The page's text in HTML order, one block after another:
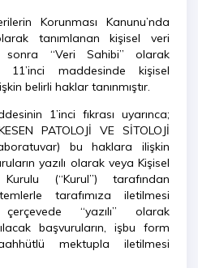
Korunması Kanunu’nda
tanımlanan kişisel veri
sonra “Veri Sahibi” olarak
11’inci maddesinde kişisel
belirli haklar tanınmıştır.
1’inci fıkrası uyarınca;
PATOLOJİ VE SİTOLOJİ
bu haklara ilişkin
yazılı olarak veya Kişisel
(“Kurul”) tarafından
tarafımıza iletilmesi
“yazılı” olarak
başvuruların, işbu form
mektupla iletilmesi